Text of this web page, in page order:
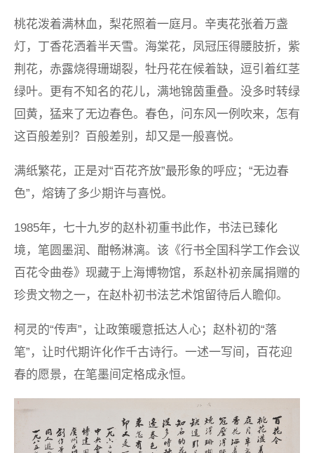
桃花泼着满林血，梨花照着一庭月。辛夷花张着万盏
灯，丁香花洒着半天雪。海棠花，凤冠压得腰肢折，紫
荆花，赤露烧得珊瑚裂，牡丹花在候着缺，逗引着红茎
绿叶。更有不知名的花儿，满地锦茵重叠。没多时转绿
回黄，猛来了无边春色。春色，问东风一例吹来，怎有
这百般差别？百般差别，却又是一般喜悦。
满纸繁花，正是对“百花齐放”最形象的呼应；“无边春
色”，熔铸了多少期许与喜悦。
1985年，七十九岁的赵朴初重书此作，书法已臻化
境，笔圆墨润、酣畅淋漓。该《行书全国科学工作会议
百花令曲卷》现藏于上海博物馆，系赵朴初亲属捐赠的
珍贵文物之一，在赵朴初书法艺术馆留待后人瞻仰。
柯灵的“传声”，让政策暖意抵达人心；赵朴初的“落
笔”，让时代期许化作千古诗行。一述一写间，百花迎
春的愿景，在笔墨间定格成永恒。